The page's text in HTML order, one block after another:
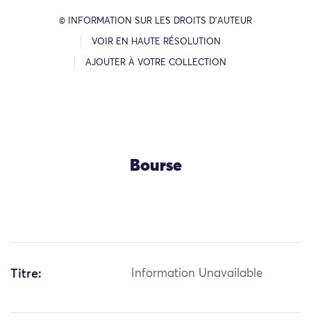
© INFORMATION SUR LES DROITS D’AUTEUR
VOIR EN HAUTE RÉSOLUTION
AJOUTER À VOTRE COLLECTION
Bourse
Titre: Information Unavailable